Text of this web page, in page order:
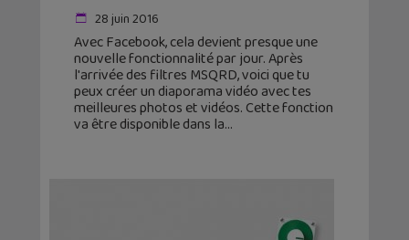
28 juin 2016
Avec Facebook, cela devient presque une
nouvelle fonctionnalité par jour. Après
l'arrivée des filtres MSQRD, voici que tu
peux créer un diaporama vidéo avec tes
meilleures photos et vidéos. Cette fonction
va être disponible dans la